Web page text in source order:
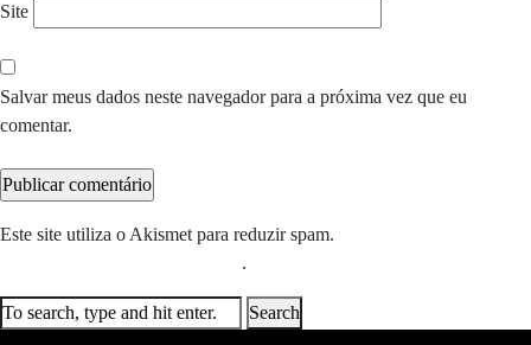
Site
Salvar meus dados neste navegador para a próxima vez que eu
comentar.
Este site utiliza o Akismet para reduzir spam.
.
Search